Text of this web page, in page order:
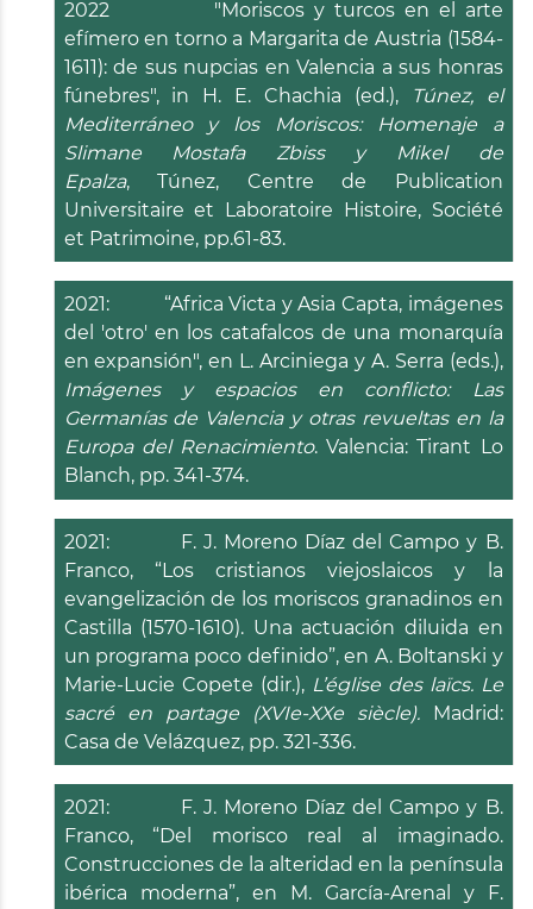
2022 "Moriscos y turcos en el arte
efímero en torno a Margarita de Austria (1584-
1611): de sus nupcias en Valencia a sus honras
fúnebres", in H. E. Chachia (ed.),
Túnez, el
Mediterráneo y los Moriscos: Homenaje a
Slimane Mostafa Zbiss y Mikel de
Epalza, Túnez, Centre de Publication
Universitaire et Laboratoire Histoire, Société
et Patrimoine, pp.61-83.
2021: “Africa Victa y Asia Capta, imágenes
del 'otro' en los catafalcos de una monarquía
en expansión", en L. Arciniega y A. Serra (eds.),
Imágenes y espacios en conflicto: Las
Germanías de Valencia y otras revueltas en la
Europa del Renacimiento. Valencia: Tirant Lo
Blanch, pp. 341-374.
2021: F. J. Moreno Díaz del Campo y B.
Franco, “Los cristianos viejoslaicos y la
evangelización de los moriscos granadinos en
Castilla (1570-1610). Una actuación diluida en
un programa poco definido”, en A. Boltanski y
Marie-Lucie Copete (dir.), L’église des laïcs. Le
sacré en partage (XVIe-XXe siècle).Madrid:
Casa de Velázquez, pp. 321-336.
2021: F. J. Moreno Díaz del Campo y B.
Franco, “Del morisco real al imaginado.
Construcciones de la alteridad en la península
ibérica moderna”, en M. García-Arenal y F.